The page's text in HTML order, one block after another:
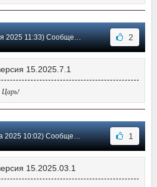
11:33) Сообщение #45 2
15.2025.7.1
Царь!
10:02) Сообщение #44 1
15.2025.03.1